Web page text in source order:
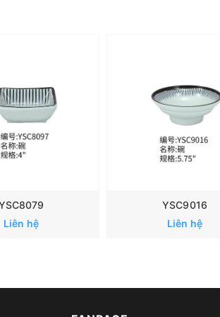
Liên hệ
YSC9016
Liên hệ